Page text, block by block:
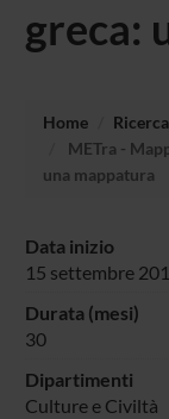
greca:
Home Ricerca
METra -
una mappatura
Data inizio
15 settembre
Durata (mesi)
30
Dipartimenti
Culture e Civiltà